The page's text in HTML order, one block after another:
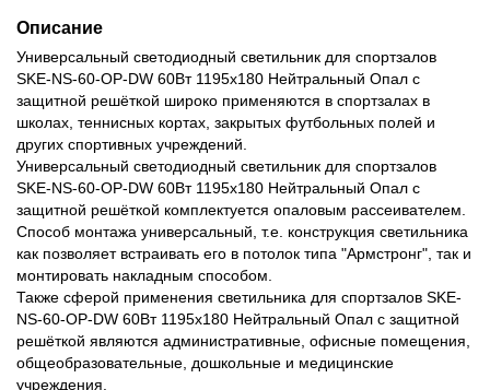
Описание
Универсальный светодиодный светильник для спортзалов
SKE-NS-60-OP-DW 60Вт 1195х180 Нейтральный Опал с
защитной решёткой широко применяются в спортзалах в
школах, теннисных кортах, закрытых футбольных полей и
других спортивных учреждений.
Универсальный светодиодный светильник для спортзалов
SKE-NS-60-OP-DW 60Вт 1195х180 Нейтральный Опал с
защитной решёткой комплектуется опаловым рассеивателем.
Способ монтажа универсальный, т.е. конструкция светильника
как позволяет встраивать его в потолок типа "Армстронг", так и
монтировать накладным способом.
Также сферой применения светильника для спортзалов SKE-
NS-60-OP-DW 60Вт 1195х180 Нейтральный Опал с защитной
решёткой являются административные, офисные помещения,
общеобразовательные, дошкольные и медицинские
учреждения.